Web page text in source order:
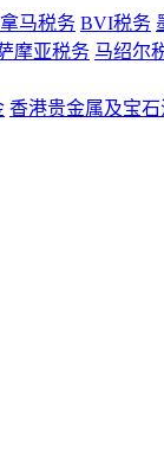
马税务 BVI税务
摩亚税务 马绍尔
香港贵金属及宝